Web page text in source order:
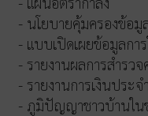
- นโยบายคุ้มครองข้อ
- แบบเปิดเผยข้อมูลกา
- รายงานผลการสำรว
- รายงานการเงินประจ
- ภูมิปัญญาชาวบ้านใน